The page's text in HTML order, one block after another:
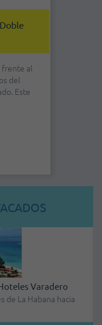
frente al
del
Este
Gran Caribe
Resort Todo